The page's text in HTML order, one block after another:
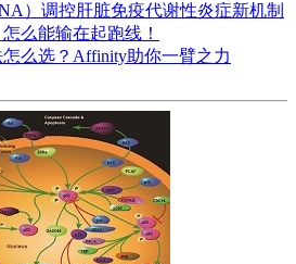
）调控肝脏免疫代谢性炎症新机制
么能输在起跑线！
么选？Affinity助你一臂之力